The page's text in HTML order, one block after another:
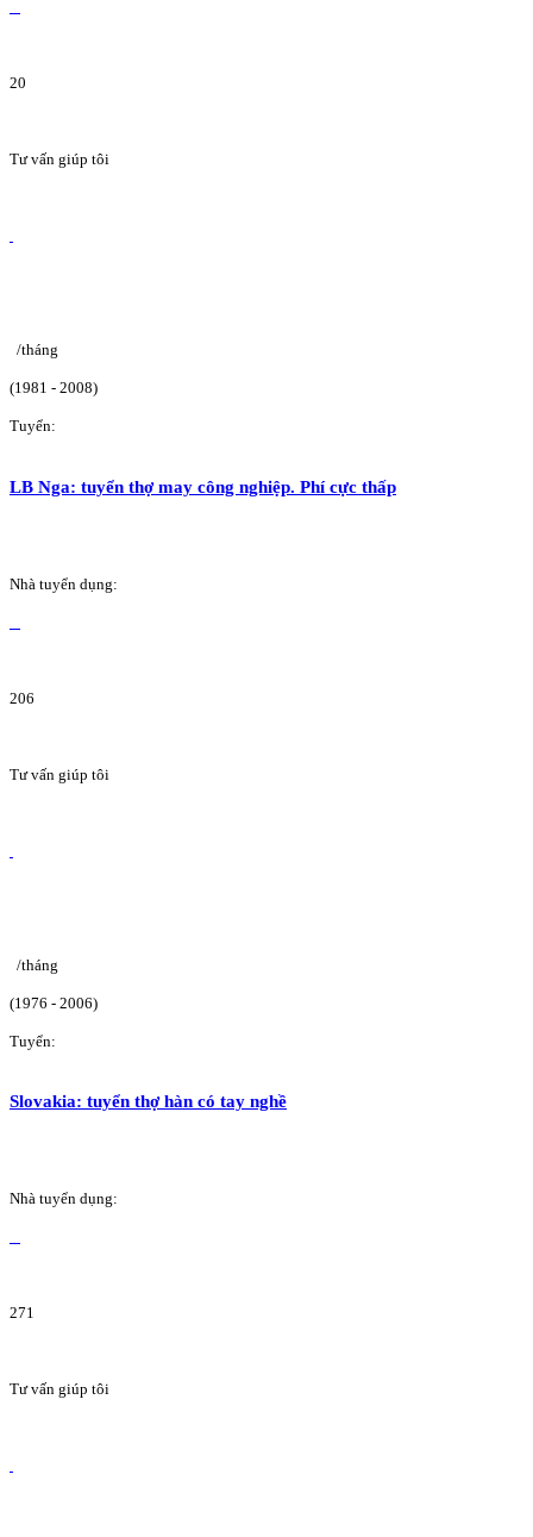
20
Tư vấn giúp tôi
/tháng
(1981 - 2008)
Tuyển:
LB Nga: tuyển thợ may công nghiệp. Phí cực thấp
Nhà tuyển dụng:
206
Tư vấn giúp tôi
/tháng
(1976 - 2006)
Tuyển:
Slovakia: tuyển thợ hàn có tay nghề
Nhà tuyển dụng:
271
Tư vấn giúp tôi